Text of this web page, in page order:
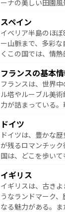
ーナの美しい田園
夜眠るまで、すべ
なお、新着のイタ
スペイン
イベリア半島のほ
ー山脈まで、多彩
くこの国では、情
ら、地方では古代
せる。地方によって
新着のスペイン情報
フランスの基本
フランスは、世界
ル塔やルーブル美
力が詰まっている
無形文化遺産にも
いラベンダー畑な
り、どの街角にも
ドイツ
ドイツは、豊かな
が残るロマンチッ
国は、どこを歩い
ら地元の人と過ごす楽
イツ情報はコンテ
イギリス
イギリスは、古き
うなランドマーク
なる魅力がある。